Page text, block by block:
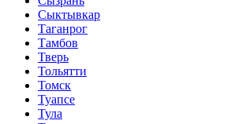
Сыктывкар
Таганрог
Тамбов
Тверь
Тольятти
Томск
Туапсе
Тула